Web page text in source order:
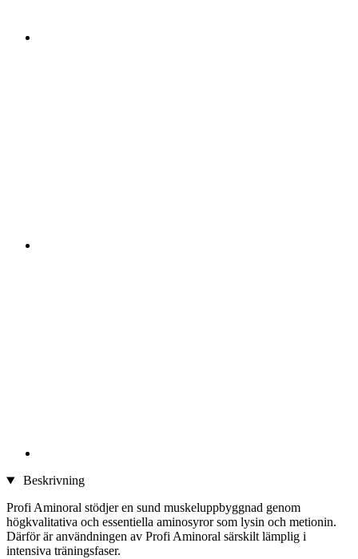
Beskrivning
Profi Aminoral stödjer en sund muskeluppbyggnad genom
högkvalitativa och essentiella aminosyror som lysin och metionin.
Därför är användningen av Profi Aminoral särskilt lämplig i
intensiva träningsfaser.